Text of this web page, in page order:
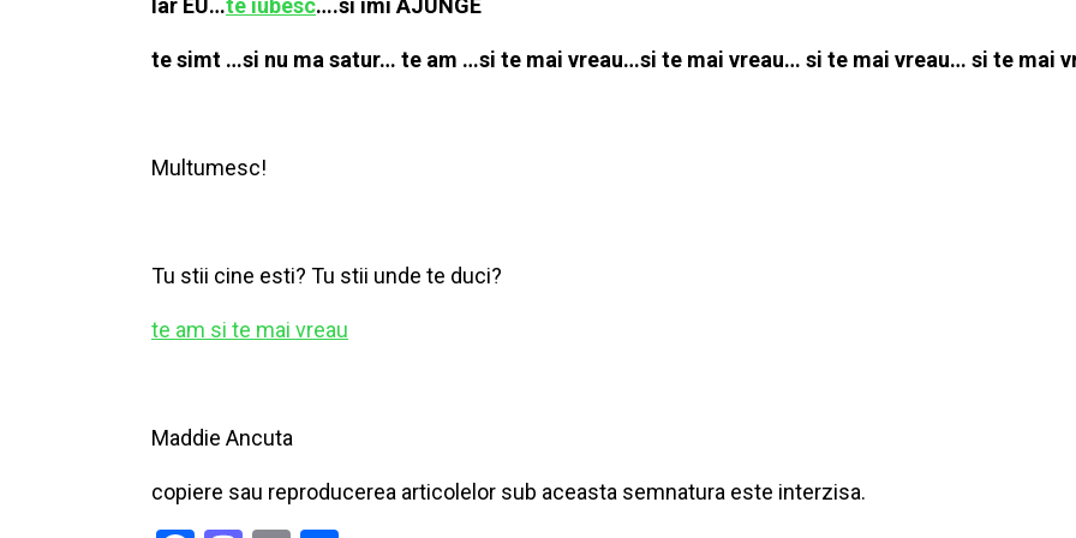
Iar EU…te iubesc….si imi AJUNGE
te simt …si nu ma satur… te am …si te mai vreau…si te mai vreau… si te mai vreau… si te mai
Multumesc!
Tu stii cine esti? Tu stii unde te duci?
te am si te mai vreau
Maddie Ancuta
copiere sau reproducerea articolelor sub aceasta semnatura este interzisa.